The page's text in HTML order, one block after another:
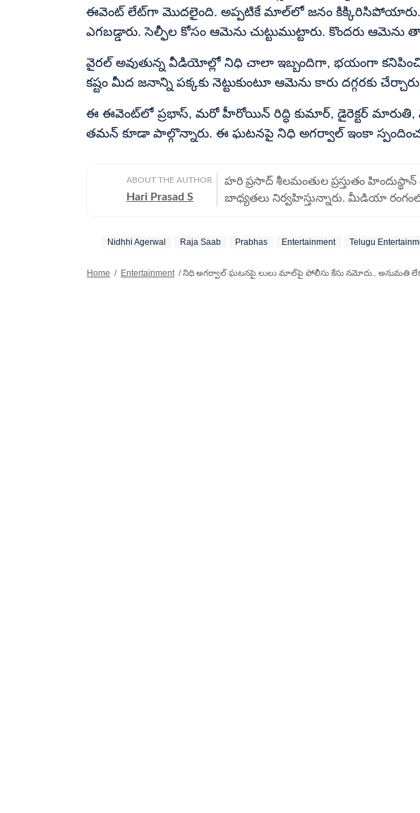
ఈవెంట్ లేట్‌గా మొదలైంది. అప్పటికే మాల్‌లో జనం కిక్కిరిసిపోయారు.
ఎగబడ్డారు. సెల్ఫీల కోసం ఆమెను చుట్టుముట్టారు. కొందరు ఆమెను
వైరల్ అవుతున్న వీడియోల్లో నిధి చాలా ఇబ్బందిగా, భయంగా
కష్టం మీద జనాన్ని పక్కకు నెట్టుకుంటూ ఆమెను కారు దగ్గరకు
ఈ ఈవెంట్‌లో ప్రభాస్, మరో హీరోయిన్ రిద్ధి కుమార్, డైరెక్టర్ మారుతి,
తమన్ కూడా పాల్గొన్నారు. ఈ ఘటనపై నిధి అగర్వాల్ ఇంకా
ABOUT THE AUTHOR
Hari Prasad S
హరి ప్రసాద్ శీలమంతుల ప్రస్తుతం
బాధ్యతలు నిర్వహిస్తున్నారు. మీడియా రంగంలో
అద్భుతమైన పనితీరుకు గాను ప్రస్తుత
చూపిస్తున్న నిబద్ధతకు, వార్తా సేకరణలో ఆయన
Nidhhi Agerwal Raja Saab Prabhas Entertainment Telugu
Home / Entertainment / నిధి అగర్వాల్‌ ఘటనపై లులు మాల్‌పై పోలీసు కేసు నమోదు.. అనుమతి